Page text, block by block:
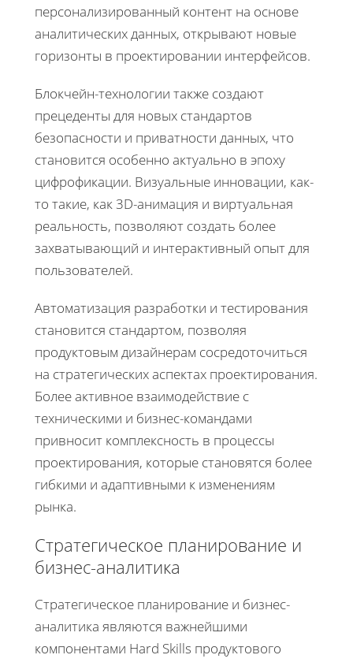
персонализированный контент на основе
аналитических данных, открывают новые
горизонты в проектировании интерфейсов.
Блокчейн-технологии также создают
прецеденты для новых стандартов
безопасности и приватности данных, что
становится особенно актуально в эпоху
цифрофикации. Визуальные инновации, как-
то такие, как 3D-анимация и виртуальная
реальность, позволяют создать более
захватывающий и интерактивный опыт для
пользователей.
Автоматизация разработки и тестирования
становится стандартом, позволяя
продуктовым дизайнерам сосредоточиться
на стратегических аспектах проектирования.
Более активное взаимодействие с
техническими и бизнес-командами
привносит комплексность в процессы
проектирования, которые становятся более
гибкими и адаптивными к изменениям
рынка.
Стратегическое планирование и
бизнес-аналитика
Стратегическое планирование и бизнес-
аналитика являются важнейшими
компонентами Hard Skills продуктового